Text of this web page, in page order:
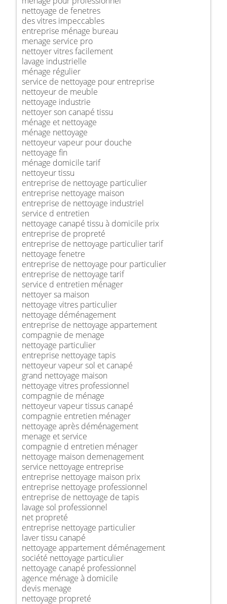
nettoyage de fenetres
des vitres impeccables
entreprise ménage bureau
menage service pro
nettoyer vitres facilement
lavage industrielle
ménage régulier
service de nettoyage pour entreprise
nettoyeur de meuble
nettoyage industrie
nettoyer son canapé tissu
ménage et nettoyage
ménage nettoyage
nettoyeur vapeur pour douche
nettoyage fin
ménage domicile tarif
nettoyeur tissu
entreprise de nettoyage particulier
entreprise nettoyage maison
entreprise de nettoyage industriel
service d entretien
nettoyage canapé tissu à domicile prix
entreprise de propreté
entreprise de nettoyage particulier tarif
nettoyage fenetre
entreprise de nettoyage pour particulier
entreprise de nettoyage tarif
service d entretien ménager
nettoyer sa maison
nettoyage vitres particulier
nettoyage déménagement
entreprise de nettoyage appartement
compagnie de menage
nettoyage particulier
entreprise nettoyage tapis
nettoyeur vapeur sol et canapé
grand nettoyage maison
nettoyage vitres professionnel
compagnie de ménage
nettoyeur vapeur tissus canapé
compagnie entretien ménager
nettoyage après déménagement
menage et service
compagnie d entretien ménager
nettoyage maison demenagement
service nettoyage entreprise
entreprise nettoyage maison prix
entreprise nettoyage professionnel
entreprise de nettoyage de tapis
lavage sol professionnel
net propreté
entreprise nettoyage particulier
laver tissu canapé
nettoyage appartement déménagement
société nettoyage particulier
nettoyage canapé professionnel
agence ménage à domicile
devis menage
nettoyage propreté